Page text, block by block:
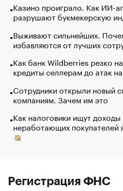
Казино проиграло. Как ИИ-
разрушают букмекерскую
Выживают сильнейших.
избавляются от лучших
Как банк Wildberries резко
кредиты селлерам до атак
Сотрудники открыли новый
компаниям. Зачем им это
Как налоговики ищут доходы
неработающих покупателей
Регистрация ФНС